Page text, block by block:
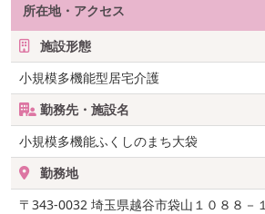
所在地・アクセス
施設形態
小規模多機能型居宅介護
勤務先・施設名
小規模多機能ふくしのまち大袋
勤務地
〒343-0032 埼玉県越谷市袋山１０８８－１